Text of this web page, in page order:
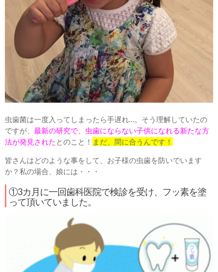
虫歯菌は一度入ってしまったら手遅れ…。そう理解していたの
ですが、 最新の研究で、虫歯にならない子供になれる新たな方
法が発見された とのこと！ まだ、間に合うんです！
皆さんはどのような事をして、お子様の虫歯を防いでいます
か？私の場合、娘には・・・
①3カ月に一回歯科医院で検診を受け、フッ素を塗
って頂いていました。